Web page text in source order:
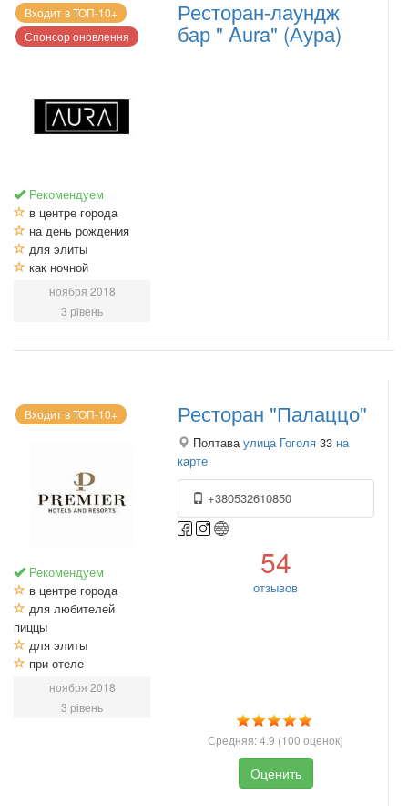
Входит в ТОП-10+
Спонсор оновлення
Рекомендуем
в центре города
на день рождения
для элиты
как ночной
ноября 2018
3 рівень
Ресторан-лаундж
бар " Aura" (Аура)
Входит в ТОП-10+
Рекомендуем
в центре города
для любителей
пиццы
для элиты
при отеле
ноября 2018
3 рівень
Ресторан "Палаццо"
Полтаваулица Гоголя 33 на
карте
+380532610850
54
отзывов
Средняя:4.9 (100 оценок)
Оценить